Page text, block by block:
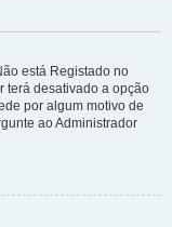
está Registado no
terá desativado a opção
por algum motivo de
ao Administrador